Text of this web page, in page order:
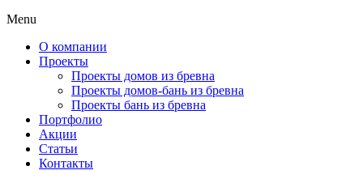
Menu
О компании
Проекты
Проекты домов из бревна
Проекты домов-бань из бревна
Проекты бань из бревна
Портфолио
Акции
Статьи
Контакты